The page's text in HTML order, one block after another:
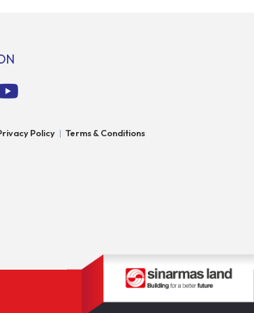
US$100 miliar, tumbuh sebesar 14%
Kondisi ini […]
Policy | Terms & Conditions